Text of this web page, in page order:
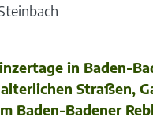
in Baden-
Straßen,
Badener